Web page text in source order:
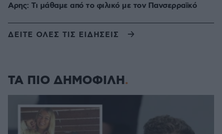
Αρης: Τι μάθαμε από το φιλικό με τον Πανσερραϊκό
ΔΕΙΤΕ ΟΛΕΣ ΤΙΣ ΕΙΔΗΣΕΙΣ
ΤΑ ΠΙΟ ΔΗΜΟΦΙΛΗ